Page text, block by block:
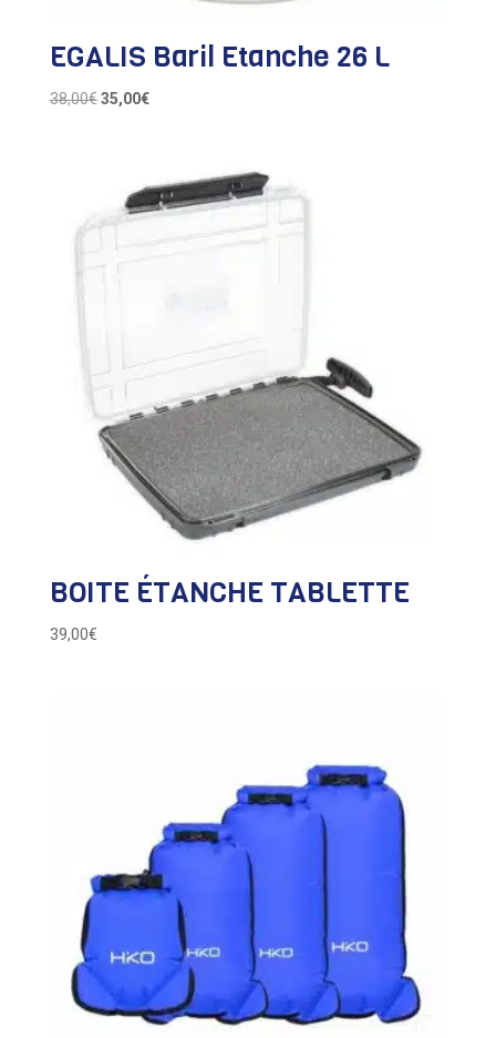
EGALIS Baril Etanche 26 L
38,00€ Le
38,00€.
35,00€Le
35,00€.
BOITE ÉTANCHE TABLETTE
39,00€